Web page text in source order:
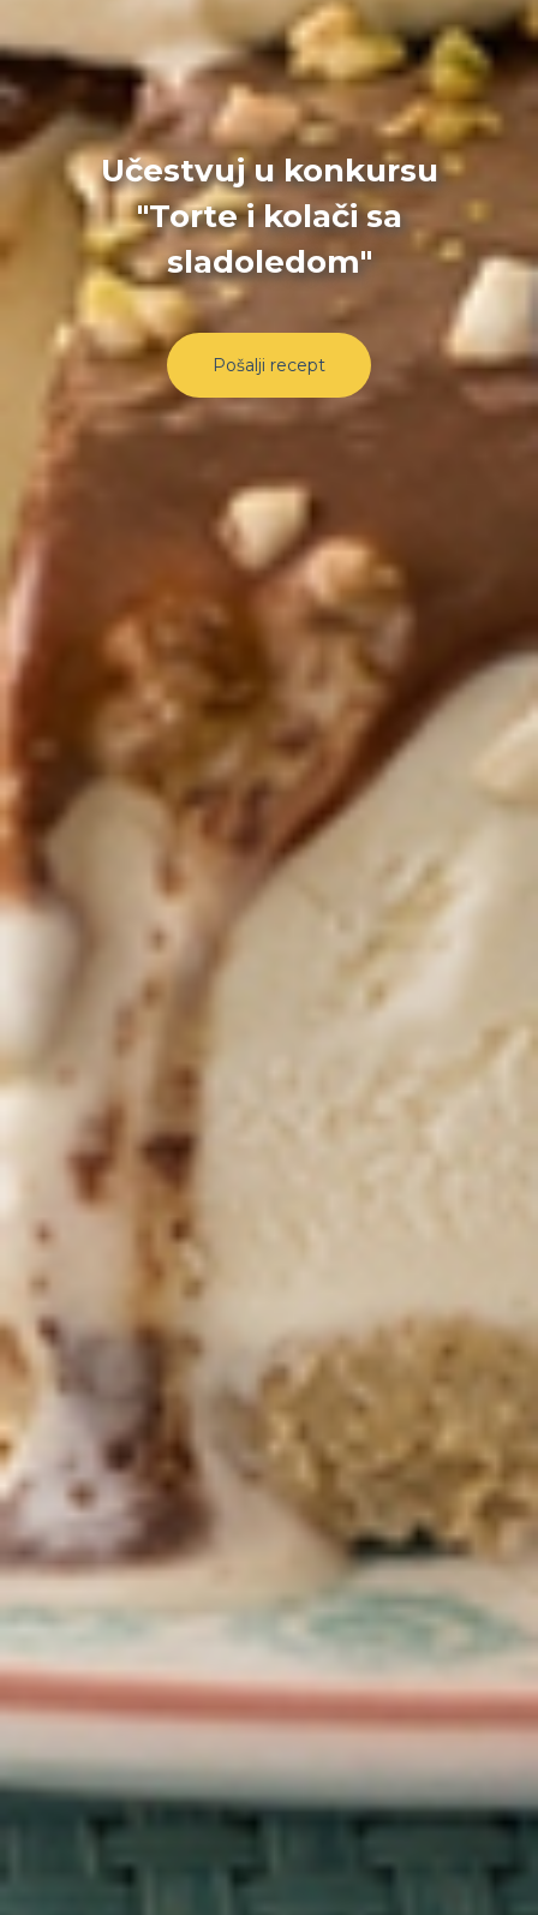
Učestvuj u konkursu
"Torte i kolači sa
sladoledom"
Pošalji recept